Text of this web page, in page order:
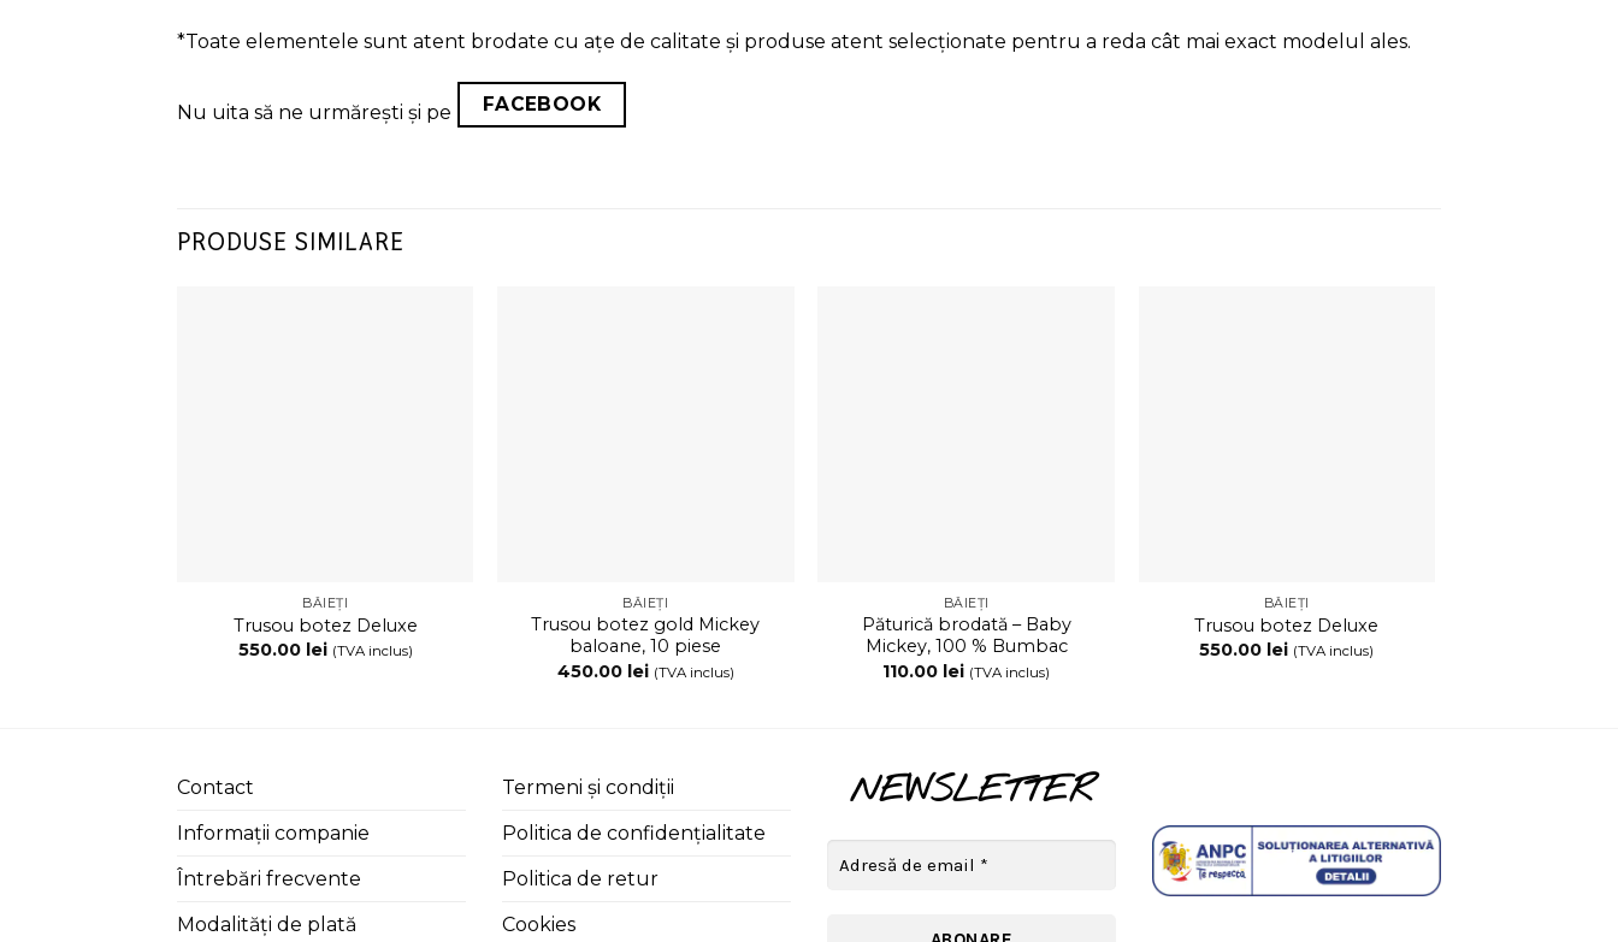
*Toate elementele sunt atent brodate cu ațe de calitate și produse atent selecționate pentru a reda cât mai exact modelul ales.
Nu uita să ne urmărești și pe FACEBOOK
PRODUSE SIMILARE
BĂIEȚI
Trusou botez Deluxe
550.00 lei (TVA inclus)
BĂIEȚI
Trusou botez gold Mickey
baloane, 10 piese
450.00 lei (TVA inclus)
BĂIEȚI
Păturică brodată – Baby
Mickey, 100 % Bumbac
110.00 lei (TVA inclus)
BĂIEȚI
Trusou botez Deluxe
550.00 lei (TVA inclus)
Contact
Informații companie
Întrebări frecvente
Modalități de plată
Termeni și condiții
Politica de confidențialitate
Politica de retur
Cookies
NEWSLETTER